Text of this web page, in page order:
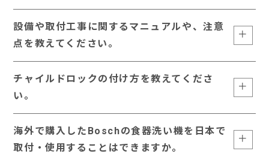
設備や取付工事に関するマニュアルや、注意
点を教えてください。
チャイルドロックの付け方を教えてくださ
い。
海外で購入したBoschの食器洗い機を日本で
取付・使用することはできますか。